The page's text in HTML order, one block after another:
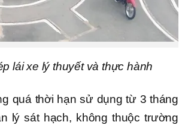
lái xe lý thuyết và thực hành
quá thời hạn sử dụng từ 3 tháng
lý sát hạch, không thuộc trường